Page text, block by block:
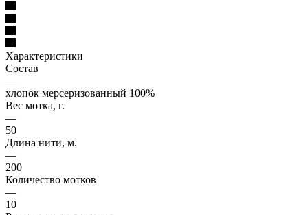
Характеристики
Состав
—
хлопок мерсеризованный 100%
Вес мотка, г.
—
50
Длина нити, м.
—
200
Количество мотков
—
10